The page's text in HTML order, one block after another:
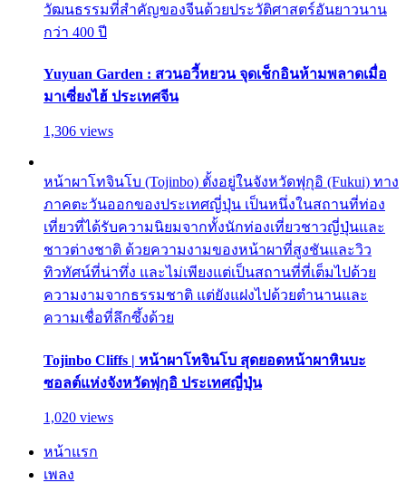
วัฒนธรรมที่สำคัญของจีนด้วยประวัติศาสตร์อันยาวนาน
กว่า 400 ปี
Yuyuan Garden : สวนอวี้หยวน จุดเช็กอินห้ามพลาดเมื่อ
มาเซี่ยงไฮ้ ประเทศจีน
1,306 views
หน้าผาโทจินโบ (Tojinbo) ตั้งอยู่ในจังหวัดฟุกุอิ (Fukui) ทาง
ภาคตะวันออกของประเทศญี่ปุ่น เป็นหนึ่งในสถานที่ท่อง
เที่ยวที่ได้รับความนิยมจากทั้งนักท่องเที่ยวชาวญี่ปุ่นและ
ชาวต่างชาติ ด้วยความงามของหน้าผาที่สูงชันและวิว
ทิวทัศน์ที่น่าทึ่ง และไม่เพียงแต่เป็นสถานที่ที่เต็มไปด้วย
ความงามจากธรรมชาติ แต่ยังแฝงไปด้วยตำนานและ
ความเชื่อที่ลึกซึ้งด้วย
Tojinbo Cliffs | หน้าผาโทจินโบ สุดยอดหน้าผาหินบะ
ซอลต์แห่งจังหวัดฟุกุอิ ประเทศญี่ปุ่น
1,020 views
หน้าแรก
เพลง